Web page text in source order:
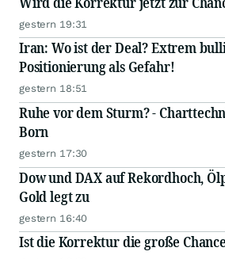
gestern 19:31
Iran: Wo ist der Deal? Extrem
Positionierung als Gefahr!
gestern 18:51
Ruhe vor dem Sturm? -
Born
gestern 17:30
Dow und DAX auf Rekordhoch,
Gold legt zu
gestern 16:40
Ist die Korrektur die große